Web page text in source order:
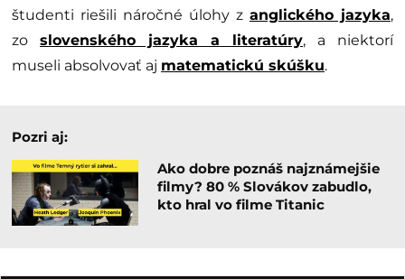
študenti riešili náročné úlohy z anglického jazyka,
zo slovenského jazyka a literatúry, a niektorí
museli absolvovať aj matematickú skúšku.
Pozri aj:
Ako dobre poznáš najznámejšie
filmy? 80 % Slovákov zabudlo,
kto hral vo filme Titanic